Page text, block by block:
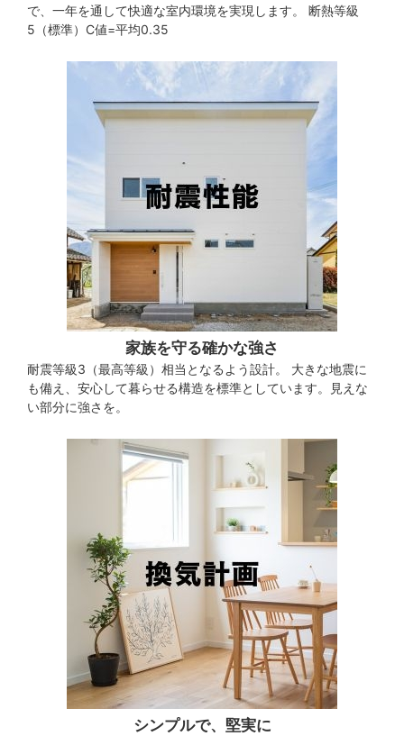
で、一年を通して快適な室内環境を実現します。 断熱等級
5（標準）C値=平均0.35
家族を守る確かな強さ
耐震等級3（最高等級）相当となるよう設計。 大きな地震に
も備え、安心して暮らせる構造を標準としています。見えな
い部分に強さを。
シンプルで、堅実に